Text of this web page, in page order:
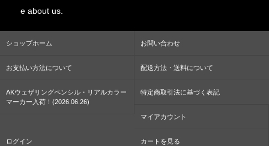
e about us.
ショップホーム お問い合わせ
お支払い方法について 配送方法・送料について
AKウェザリングペンシル・リアルカラー
マーカー入荷！(2026.06.26)
特定商取引法に基づく表記
マイアカウント
ログイン カートを見る